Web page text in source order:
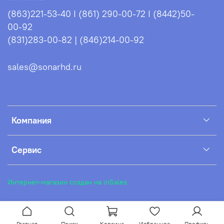
• в комплекте идет кабель с ответным
коннектором для разъема SP16 с клеммами (тип
крокодил).
Всё это позволяет подзаряжать АКБ прямо от
работающего мотора.
Полная шумоизоляция капота способствует
снижению поступающего шума от работающего
Подшипники японского бренда NSK
качественного японского бренда NSK.
Карбюратор TEIKEI
Улучшенный карбюратор японского бренда TEIKEI
Компания
Сервис
(863)221-53-40 I (861) 290-00-72 I (8442)50-
00-92
(831)283-00-82 | (846)214-00-92
sales@sonarhd.ru
Интернет-магазин создан на inSales